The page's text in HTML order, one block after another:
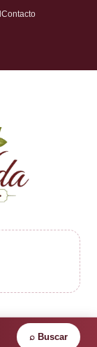
Contacto
⌕ Buscar